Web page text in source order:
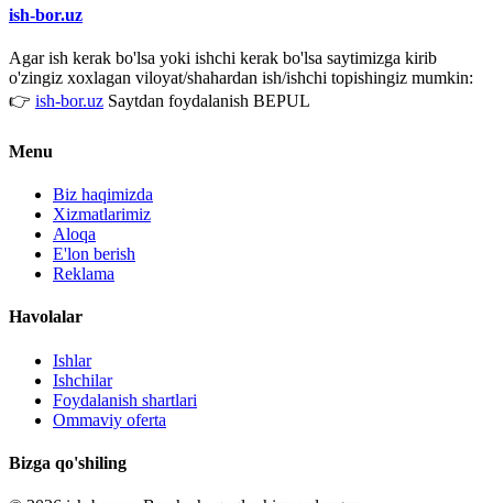
ish-bor.uz
Agar ish kerak bo'lsa yoki ishchi kerak bo'lsa saytimizga kirib
o'zingiz xoxlagan viloyat/shahardan ish/ishchi topishingiz mumkin:
👉 ish-bor.uz Saytdan foydalanish BEPUL
Menu
Biz haqimizda
Xizmatlarimiz
Aloqa
E'lon berish
Reklama
Havolalar
Ishlar
Ishchilar
Foydalanish shartlari
Ommaviy oferta
Bizga qo'shiling